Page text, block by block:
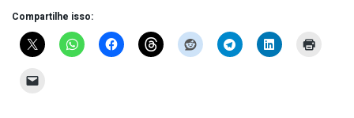
Compartilhe isso: